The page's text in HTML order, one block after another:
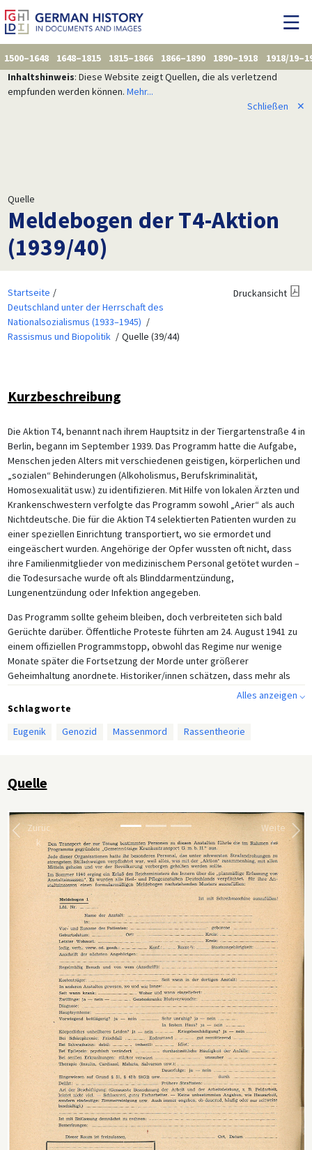
1500–1648 1648–1815 1815–1866 1866–1890 1890–1918
1918/
Inhaltshinweis: Diese Website zeigt Quellen, die als verletzend
empfunden werden können. Mehr...
Schließen
✕
Quelle
Meldebogen der T4-Aktion
(1939/40)
Startseite
Deutschland unter der Herrschaft des
Nationalsozialismus (1933–1945)
Rassismus und Biopolitik
Quelle (39/44)
Druckansicht
Kurzbeschreibung
Die Aktion T4, benannt nach ihrem Hauptsitz in der Tiergartenstraße 4 in
Berlin, begann im September 1939. Das Programm hatte die Aufgabe,
Menschen jeden Alters mit verschiedenen geistigen, körperlichen und
„sozialen“ Behinderungen (Alkoholismus, Berufskriminalität,
Homosexualität usw.) zu identifizieren. Mit Hilfe von lokalen Ärzten und
Krankenschwestern verfolgte das Programm sowohl „Arier“ als auch
Nichtdeutsche. Die für die Aktion T4 selektierten Patienten wurden zu
einer speziellen Einrichtung transportiert, wo sie ermordet und
eingeäschert wurden. Angehörige der Opfer wussten oft nicht, dass
ihre Familienmitglieder von medizinischem Personal getötet wurden –
die Todesursache wurde oft als Blinddarmentzündung,
Lungenentzündung oder Infektion angegeben.
Das Programm sollte geheim bleiben, doch verbreiteten sich bald
Gerüchte darüber. Öffentliche Proteste führten am 24. August 1941 zu
einem offiziellen Programmstopp, obwohl das Regime nur wenige
Monate später die Fortsetzung der Morde unter größerer
Geheimhaltung anordnete. Historiker/innen schätzen, dass mehr als
70.000 Männer, Frauen und Kinder im Rahmen der Aktion T4 ermordet
wurden.
Dieser Meldebogen zeigt, wie die Patienten für das Programm
,,Rasse" und Staatsbürgerschaft hinzugefügt. Detaillierte
Patientinnen waren ebenfalls erforderlich, um so deren Fähigkeit,
aktive und mitwirkende Mitglieder der Volksgemeinschaft zu sein, zu
beurteilen.
Alles anzeigen ⌵
Schlagworte
Eugenik
Genozid Massenmord Rassentheorie
Quelle
Zurüc
k
Weite
r